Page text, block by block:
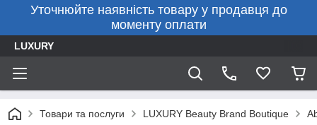
Уточнюйте наявність товару у продавця до
моменту оплати
LUXURY
Товари та послуги LUXURY Beauty Brand Boutique